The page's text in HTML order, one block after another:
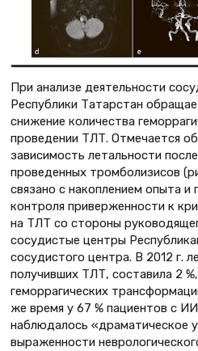
При анализе деятельности
Республики Татарстан
снижение количества
проведении ТЛТ. Отмечается
зависимость летальности
проведенных тромболизисов
связано с накоплением опыта и
контроля приверженности к
на ТЛТ со стороны
сосудистые центры
сосудистого центра. В 2012 г.
получивших ТЛТ, составила 2
геморрагических
же время у 67 % пациентов с
наблюдалось «драматическое
выраженности